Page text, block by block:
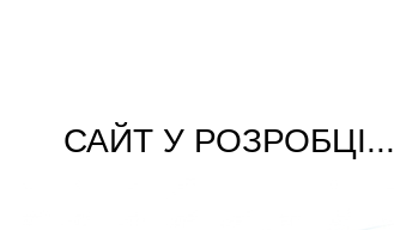
САЙТ У РОЗРОБЦІ...